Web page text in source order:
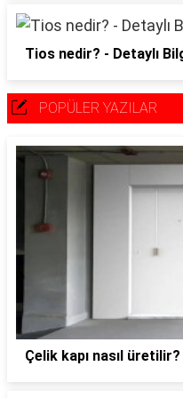
Tios nedir? - Detaylı
POPÜLER YAZILAR
Çelik kapı nasıl üretilir?